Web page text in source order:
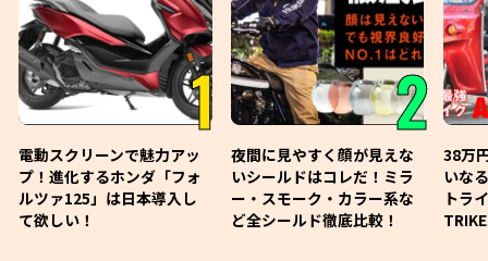
1
電動スクリーンで魅力アッ
プ！進化するホンダ「フォ
ルツァ125」は日本導入し
て欲しい！
2
夜間に見やすく顔が見えな
いシールドはコレだ！ミラ
ー・スモーク・カラー系な
ど全シールド徹底比較！
38万
いな
トラ